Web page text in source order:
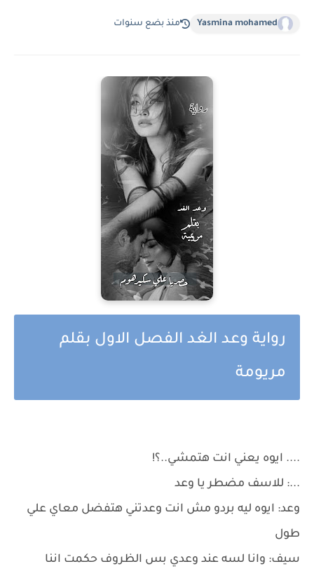
Yasmina mohamed منذ بضع سنوات
رواية وعد الغد الفصل الاول بقلم
مريومة
.... ايوه يعني انت هتمشي..؟!
...: للاسف مضطر يا وعد
وعد: ايوه ليه بردو مش انت وعدتني هتفضل معاي علي
طول
سيف: وانا لسه عند وعدي بس الظروف حكمت اننا